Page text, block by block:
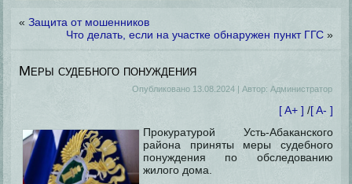
«Защита от мошенников
Что делать, если на участке обнаружен пункт ГГС»
Меры судебного понуждения
Опубликовано 13.08.2024| Автор: Администратор
[ A+ ] /[ A- ]
Прокуратурой Усть-Абаканского
района приняты меры судебного
понуждения по обследованию
жилого дома.